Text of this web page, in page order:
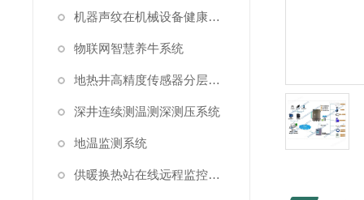
机器声纹在机械设备健康状态监测中的应用
物联网智慧养牛系统
地热井高精度传感器分层测温方案
深井连续测温测深测压系统
地温监测系统
供暖换热站在线远程监控系统方案